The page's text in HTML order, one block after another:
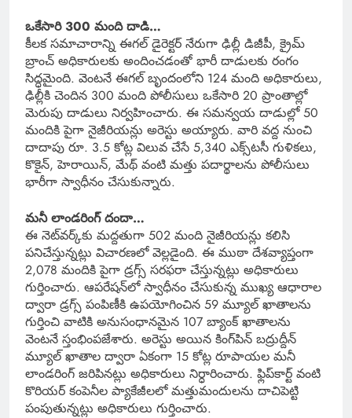
ఒకేసారి 300 మంది దాడి…
కీలక సమాచారాన్ని ఈగల్ డైరెక్టర్ నేరుగా ఢిల్లీ డిజీపీ, క్రైమ్
బ్రాంచ్ అధికారులకు అందించడంతో భారీ దాడులకు రంగం
సిద్ధమైంది. వెంటనే ఈగల్ బృందంలోని 124 మంది అధికారులు,
ఢిల్లీకి చెందిన 300 మంది పోలీసులు ఒకేసారి 20 ప్రాంతాల్లో
మెరుపు దాడులు నిర్వహించారు. ఈ సమన్వయ దాడుల్లో 50
మందికి పైగా నైజీరియన్లు అరెస్టు అయ్యారు. వారి వద్ద నుంచి
దాదాపు రూ. 3.5 కోట్ల విలువ చేసే 5,340 ఎక్స్‌టసీ గుళికలు,
కొకైన్, హెరాయిన్, మేథ్ వంటి మత్తు పదార్థాలను పోలీసులు
భారీగా స్వాధీనం చేసుకున్నారు.
మనీ లాండరింగ్ దందా…
ఈ నెట్‌వర్క్‌కు మద్దతుగా 502 మంది నైజీరియన్లు కలిసి
పనిచేస్తున్నట్లు విచారణలో వెల్లడైంది. ఈ ముఠా దేశవ్యాప్తంగా
2,078 మందికి పైగా డ్రగ్స్ సరఫరా చేస్తున్నట్లు అధికారులు
గుర్తించారు. ఆపరేషన్‌లో స్వాధీనం చేసుకున్న ముఖ్య ఆధారాల
ద్వారా డ్రగ్స్ పంపిణీకి ఉపయోగించిన 59 మ్యూల్ ఖాతాలను
గుర్తించి వాటికి అనుసంధానమైన 107 బ్యాంక్ ఖాతాలను
వెంటనే స్తంభింపజేశారు. అరెస్టు అయిన కింగ్‌పిన్ బద్రుద్దీన్
మ్యూల్ ఖాతాల ద్వారా ఏకంగా 15 కోట్ల రూపాయల మనీ
లాండరింగ్ జరిపినట్లు అధికారులు నిర్ధారించారు. ఫ్లిప్‌కార్ట్ వంటి
కొరియర్ కంపెనీల ప్యాకేజీలలో మత్తుమందులను దాచిపెట్టి
పంపుతున్నట్లు అధికారులు గుర్తించారు.